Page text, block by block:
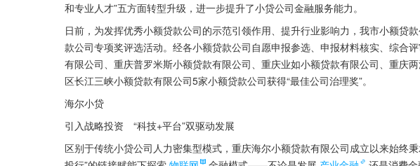
和专业人才”五方面转型升级，进一步提升了小贷公司金融服务能力。
日前，为发挥优秀小额贷款公司的示范引领作用、提升行业影响力，我市小额贷
款公司专项奖评选活动。经各小额贷款公司自愿申报参选、申报材料核实、综合
有限公司、重庆普罗米斯小额贷款有限公司、重庆业如小额贷款有限公司、重庆
区长江三峡小额贷款有限公司5家小额贷款公司获得“最佳公司治理奖”。
海尔小贷
引入战略投资　“科技+平台”双驱动发展
区别于传统小贷公司人力密集型模式，重庆海尔小额贷款有限公司成立以来始终